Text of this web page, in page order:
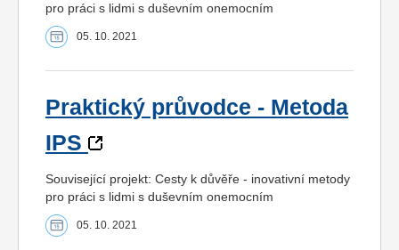
pro práci s lidmi s duševním onemocním
05. 10. 2021
Praktický průvodce - Metoda
IPS
Související projekt: Cesty k důvěře - inovativní metody
pro práci s lidmi s duševním onemocním
05. 10. 2021